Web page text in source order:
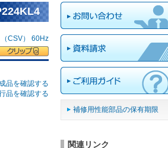
CSV） 60Hz
品を確認する
品を確認する
補修用性能部品の保有期限
関連リンク